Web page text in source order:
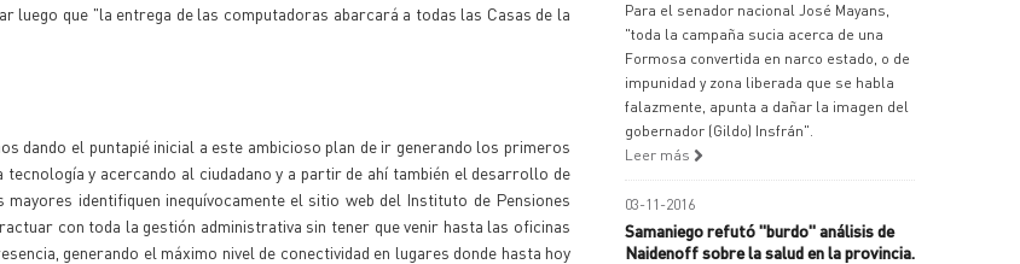
luego que "la entrega de las computadoras abarcará a todas las Casas de la
dando el puntapié inicial a este ambicioso plan de ir generando los primeros
y acercando al ciudadano y a partir de ahí también el desarrollo de
identifiquen inequívocamente el sitio web del Instituto de Pensiones
con toda la gestión administrativa sin tener que venir hasta las oficinas
generando el máximo nivel de conectividad en lugares donde hasta hoy
Para el senador nacional José Mayans,
"toda la campaña sucia acerca de una
Formosa convertida en narco estado, o de
impunidad y zona liberada que se habla
falazmente, apunta a dañar la imagen del
gobernador (Gildo) Insfrán".
Leer más
03-11-2016
Samaniego refutó "burdo" análisis de
Naidenoff sobre la salud en la provincia.